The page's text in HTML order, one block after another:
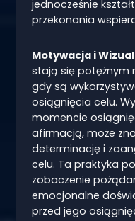
jednocześnie
przekonania
Motywacja i
stają się potężnym
gdy są
osiągnięcia celu.
momencie
afirmacją, może
determinację i
celu. Ta praktyka
zobaczenie
emocjonalne
przed jego